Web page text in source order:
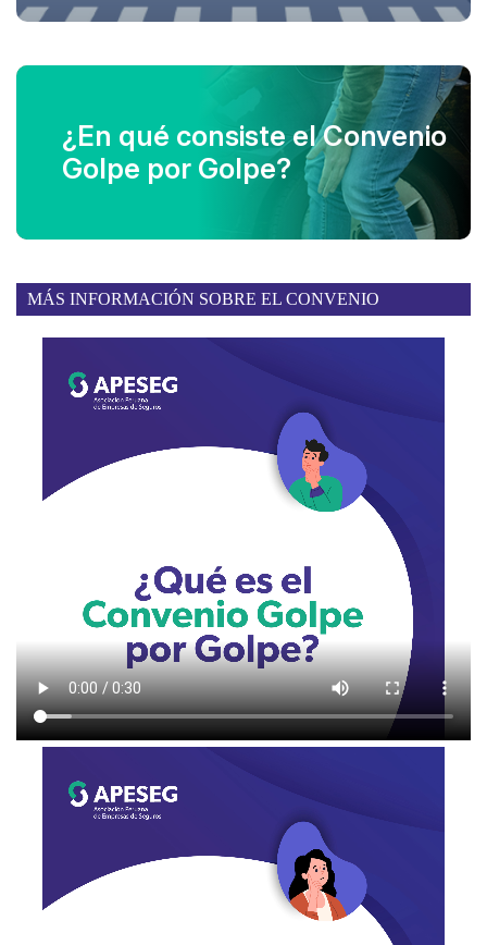
¿En qué consiste el Convenio
Golpe por Golpe?
MÁS INFORMACIÓN SOBRE EL CONVENIO